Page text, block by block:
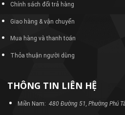
Chính sách đổi trả hàng
Giao hàng & vận chuyển
Mua hàng và thanh toán
Thỏa thuận người dùng
THÔNG TIN LIÊN HỆ
Miền Nam: 480 Đường 51, Phường Phú